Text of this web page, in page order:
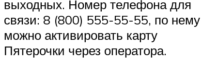
выходных. Номер телефона для
связи: 8 (800) 555-55-55, по нему
можно активировать карту
Пятерочки через оператора.